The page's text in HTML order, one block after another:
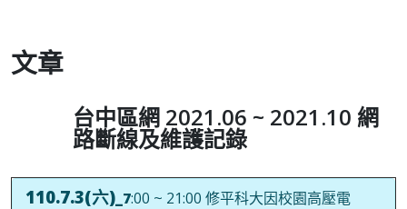
文章
台中區網 2021.06 ~ 2021.10 網
路斷線及維護記錄
110.7.3(六) _7:00 ~ 21:00 修平科大因校園高壓電